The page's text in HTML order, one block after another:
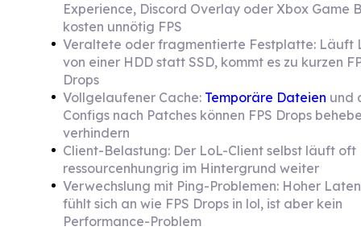
Experience, Discord Overlay oder Xbox Game
kosten unnötig FPS
Veraltete oder fragmentierte Festplatte: Läuft
von einer HDD statt SSD, kommt es zu kurzen
Drops
Vollgelaufener Cache: Temporäre Dateien und
Configs nach Patches können FPS Drops
verhindern
Client-Belastung: Der LoL-Client selbst läuft oft
ressourcenhungrig im Hintergrund weiter
Verwechslung mit Ping-Problemen: Hoher
fühlt sich an wie FPS Drops in lol, ist aber kein
Performance-Problem